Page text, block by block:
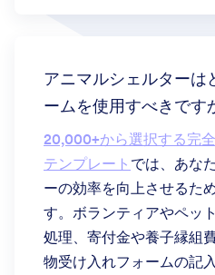
アニマルシェルターは
ームを使用すべきです
20,000+から選択する完
テンプレート では、あな
ーの効率を向上させるた
す。ボランティアやペッ
処理、寄付金や養子縁組
物受け入れフォームの記